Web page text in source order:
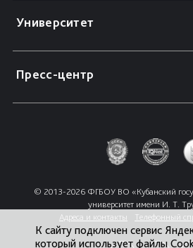
Университет
Пресс-центр
© 2013-2026 ФГБОУ ВО «Кубанский
университет имени И. Т.
Адреса и контакты
Телефонный
К сайту подключен сервис
который использует файлы